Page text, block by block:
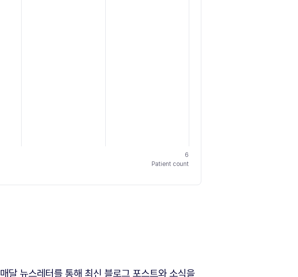
6
Patient count
매달 뉴스레터를 통해 최신 블로그 포스트와 소식을